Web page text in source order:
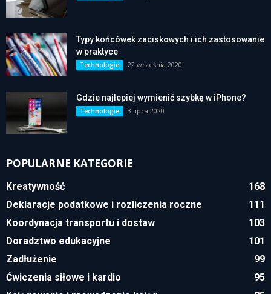
Typy końcówek zaciskowych i ich zastosowanie
w praktyce
Technologie 22 września 2020
Gdzie najlepiej wymienić szybkę w iPhone?
Technologie 3 lipca 2020
POPULARNE KATEGORIE
Kreatywność
168
Deklaracje podatkowe i rozliczenia roczne
111
Koordynacja transportu i dostaw
103
Doradztwo edukacyjne
101
Zadłużenie
99
Ćwiczenia siłowe i kardio
95